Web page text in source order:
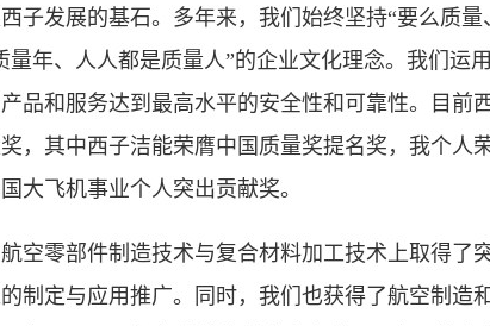
发展的基石。多年来，我们始终坚持“要么质量
量年、人人都是质量人”的企业文化理念。我们运
品和服务达到最高水平的安全性和可靠性。目前
，其中西子洁能荣膺中国质量奖提名奖，我个人
大飞机事业个人突出贡献奖。
零部件制造技术与复合材料加工技术上取得了
制定与应用推广。同时，我们也获得了航空制造